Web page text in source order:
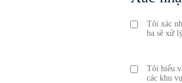
Tôi xác
ba sẽ xử
Tôi hiểu
các khu